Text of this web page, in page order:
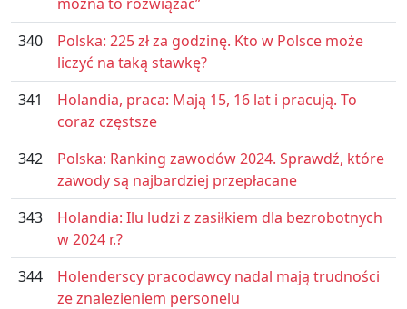
340
Polska: 225 zł za godzinę. Kto w Polsce może
liczyć na taką stawkę?
341
Holandia, praca: Mają 15, 16 lat i pracują. To
coraz częstsze
342
Polska: Ranking zawodów 2024. Sprawdź, które
zawody są najbardziej przepłacane
343
Holandia: Ilu ludzi z zasiłkiem dla bezrobotnych
w 2024 r.?
344
Holenderscy pracodawcy nadal mają trudności
ze znalezieniem personelu